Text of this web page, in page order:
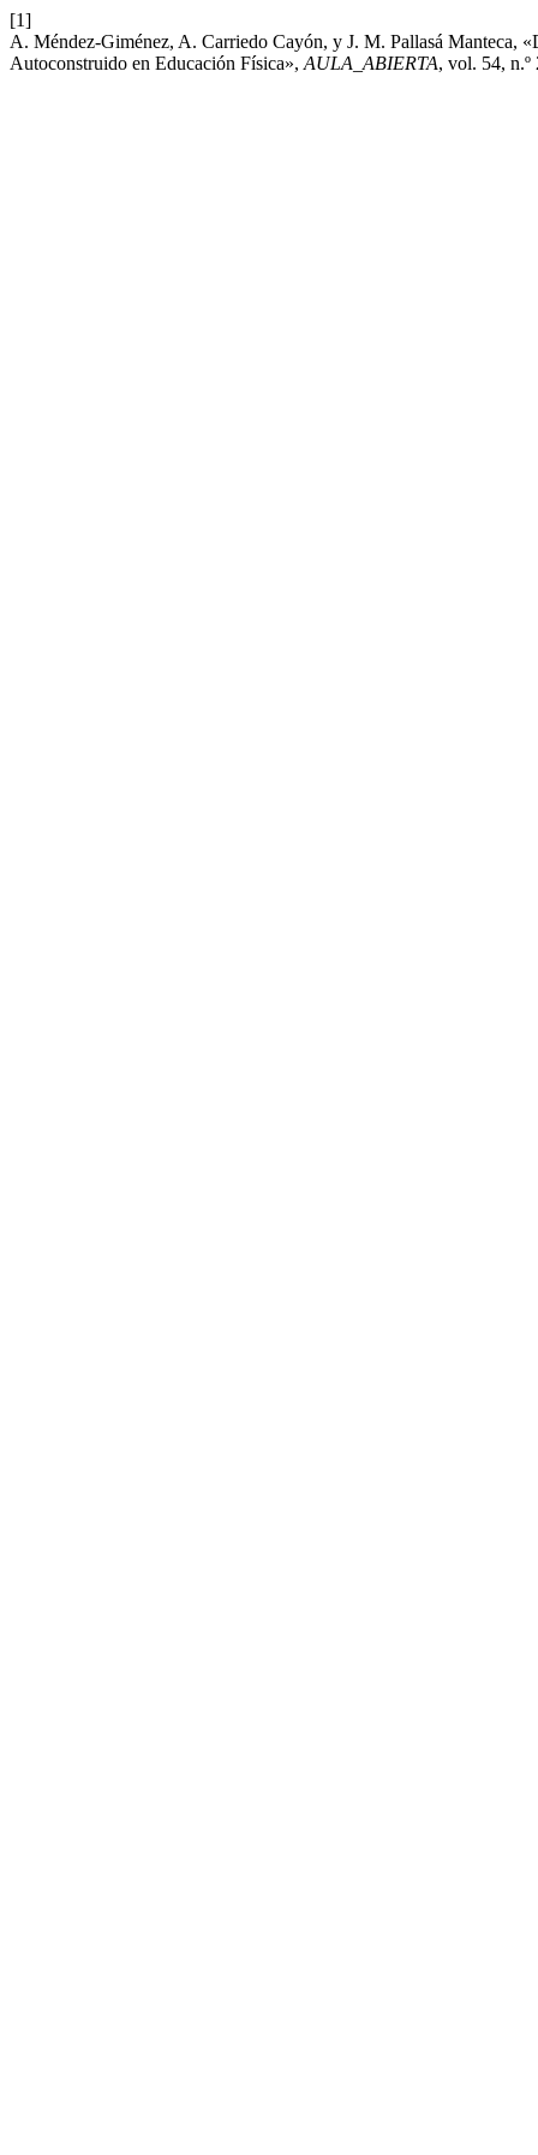
[1]
A. Méndez-Giménez, A. Carriedo Cayón, y J. M. Pallasá Manteca,
Autoconstruido en Educación Física», AULA_ABIERTA, vol. 54, n.º